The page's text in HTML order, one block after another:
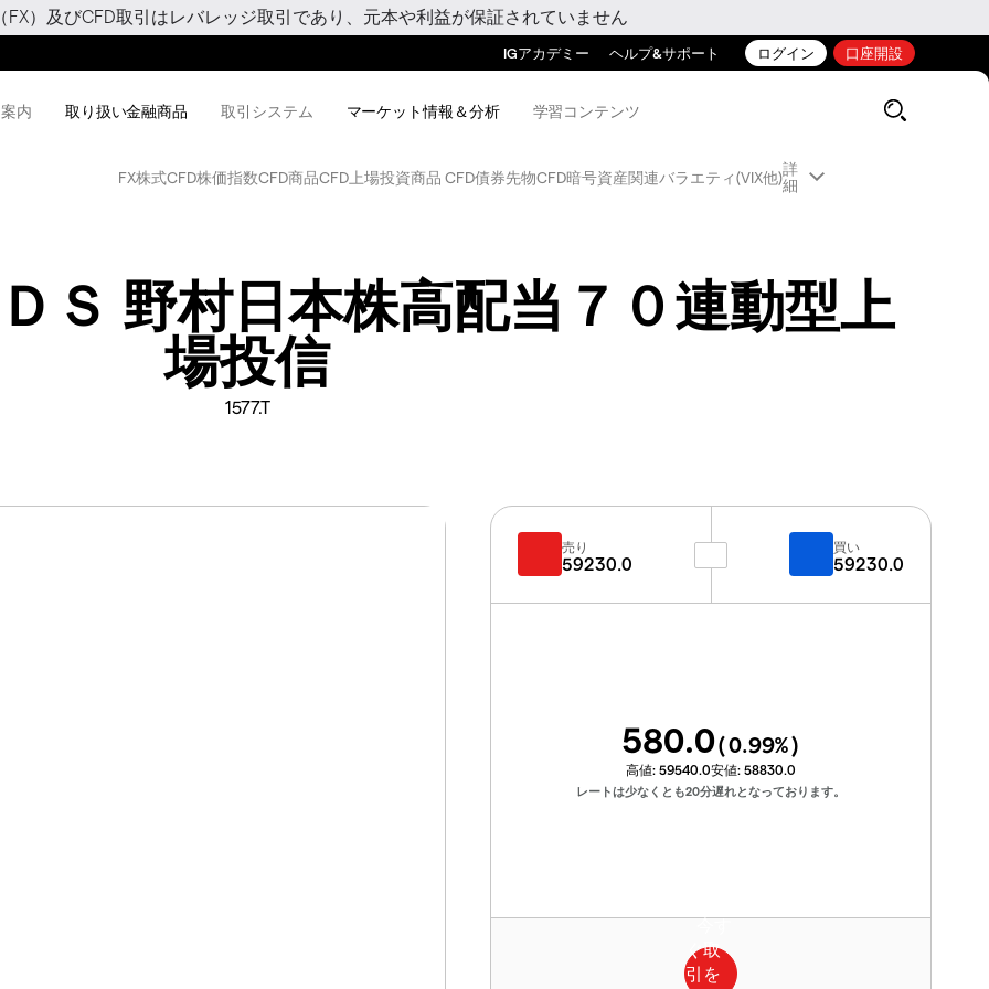
FX）及びCFD取引はレバレッジ取引であり、元本や利益が保証されていません
IGアカデミー ヘルプ&サポート ログイン 口座開設
内 取り扱い金融商品 取引システム マーケット情報＆分析 学習コンテンツ
FX株式CFD株価指数CFD商品CFD 上場投資商品 CFD債券先物CFD暗号資産関連バラエティ(VIX他)詳
細
Ｓ 野村日本株高配当７０連動型上
場投信
1577.T
売り
59230.0
買い
59230.0
580.0(0.99%)
高値: 59540.0安値: 58830.0
レートは少なくとも20分遅れとなっております。